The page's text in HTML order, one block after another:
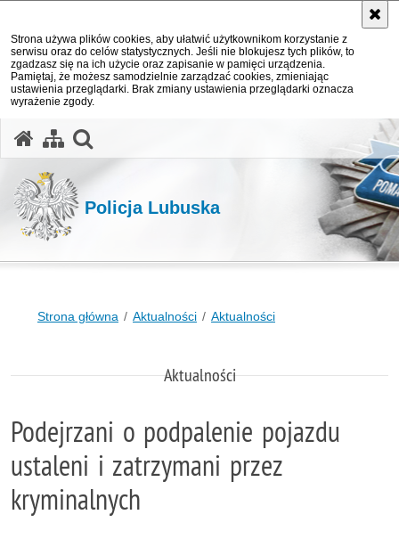
Strona używa plików cookies, aby ułatwić użytkownikom korzystanie z
serwisu oraz do celów statystycznych. Jeśli nie blokujesz tych plików, to
zgadzasz się na ich użycie oraz zapisanie w pamięci urządzenia.
Pamiętaj, że możesz samodzielnie zarządzać cookies, zmieniając
ustawienia przeglądarki. Brak zmiany ustawienia przeglądarki oznacza
wyrażenie zgody.
Policja Lubuska
Strona główna Aktualności Aktualności
Aktualności
Podejrzani o podpalenie pojazdu
ustaleni i zatrzymani przez
kryminalnych